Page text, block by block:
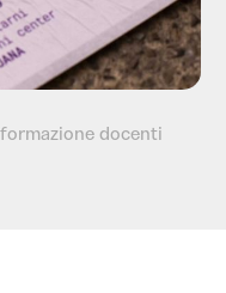
docenti